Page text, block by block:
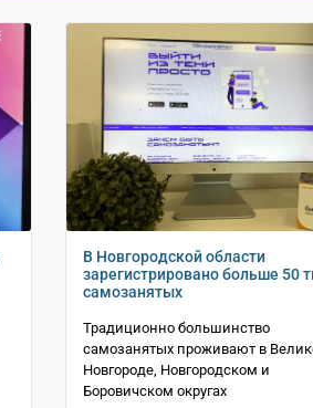
В Новгородской области
зарегистрировано больше 50
самозанятых
Традиционно большинство
самозанятых проживают в
Новгороде, Новгородском и
Боровичском округах